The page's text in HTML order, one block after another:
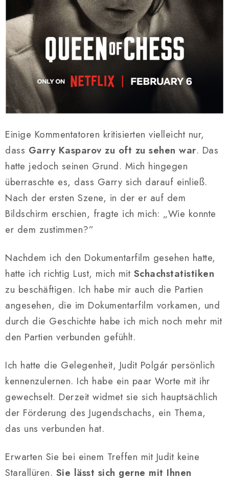
Einige Kommentatoren kritisierten vielleicht nur,
dass Garry Kasparov zu oft zu sehen war. Das
hatte jedoch seinen Grund. Mich hingegen
überraschte es, dass Garry sich darauf einließ.
Nach der ersten Szene, in der er auf dem
Bildschirm erschien, fragte ich mich: „Wie konnte
er dem zustimmen?”
Nachdem ich den Dokumentarfilm gesehen hatte,
hatte ich richtig Lust, mich mit Schachstatistiken
zu beschäftigen. Ich habe mir auch die Partien
angesehen, die im Dokumentarfilm vorkamen, und
durch die Geschichte habe ich mich noch mehr mit
den Partien verbunden gefühlt.
Ich hatte die Gelegenheit, Judit Polgár persönlich
kennenzulernen. Ich habe ein paar Worte mit ihr
gewechselt. Derzeit widmet sie sich hauptsächlich
der Förderung des Jugendschachs, ein Thema,
das uns verbunden hat.
Erwarten Sie bei einem Treffen mit Judit keine
Starallüren. Sie lässt sich gerne mit Ihnen